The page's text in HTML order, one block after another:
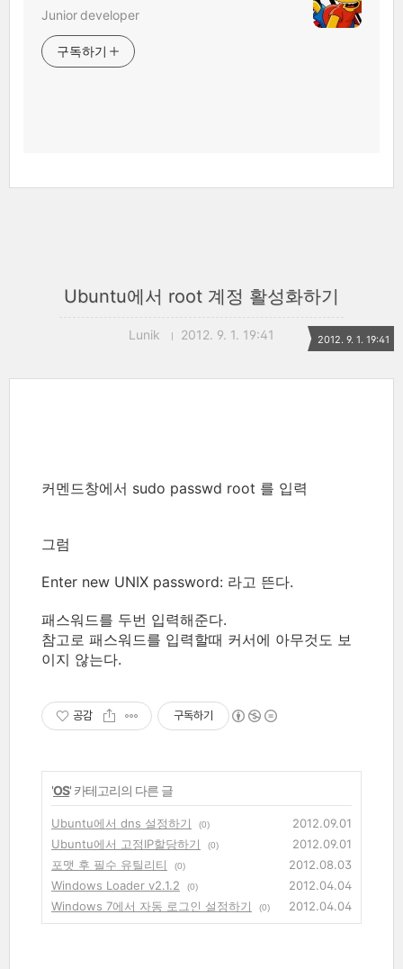
Junior developer
구독하기
Ubuntu에서 root 계정 활성화하기
Lunik 2012. 9. 1. 19:41 2012. 9. 1. 19:41
커멘드창에서 sudo passwd root 를 입력
그럼
Enter new UNIX password: 라고 뜬다.
패스워드를 두번 입력해준다.
참고로 패스워드를 입력할때 커서에 아무것도 보
이지 않는다.
공감 구독하기
'OS' 카테고리의 다른 글
Ubuntu에서 dns 설정하기 (0)
2012.09.01
Ubuntu에서 고정IP할당하기
(0)
2012.09.01
포맷 후 필수 유틸리티
(0)
2012.08.03
Windows Loader v2.1.2
(0)
2012.04.04
Windows 7에서 자동 로그인 설정하기
(0) 2012.04.04